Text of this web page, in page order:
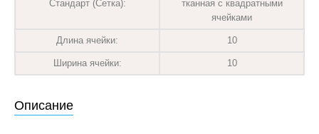
Стандарт (Сетка):
тканная с квадратными
ячейками
Длина ячейки: 10
Ширина ячейки: 10
Описание